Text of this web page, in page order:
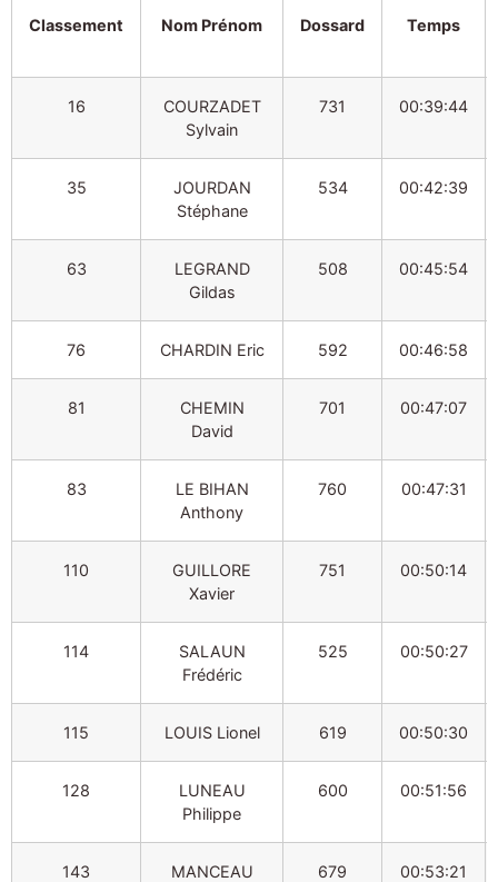
Classement Nom Prénom Dossard Temps
16
COURZADET
Sylvain
731 00:39:44
35
JOURDAN
Stéphane
534 00:42:39
63
LEGRAND
Gildas
508 00:45:54
76 CHARDIN Eric 592 00:46:58
81
CHEMIN
David
701 00:47:07
83
LE BIHAN
Anthony
760 00:47:31
110
GUILLORE
Xavier
751 00:50:14
114
SALAUN
Frédéric
525 00:50:27
115 LOUIS Lionel 619 00:50:30
128
LUNEAU
Philippe
600 00:51:56
143
MANCEAU
679 00:53:21